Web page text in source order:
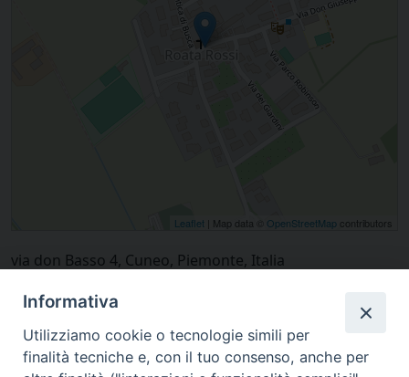
Leaflet | Map data © OpenStreetMap contributors
via don Basso 4, Cuneo, Piemonte, Italia
Informativa
Utilizziamo cookie o tecnologie simili per
finalità tecniche e, con il tuo consenso, anche per